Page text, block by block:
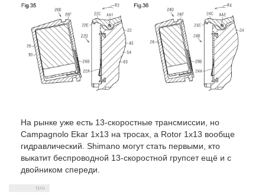
На рынке уже есть 13-скоростные трансмиссии, но
Campagnolo Ekar 1x13 на тросах, а Rotor 1x13 вообще
гидравлический. Shimano могут стать первыми, кто
выкатит беспроводной 13-скоростной групсет ещё и с
двойником спереди.